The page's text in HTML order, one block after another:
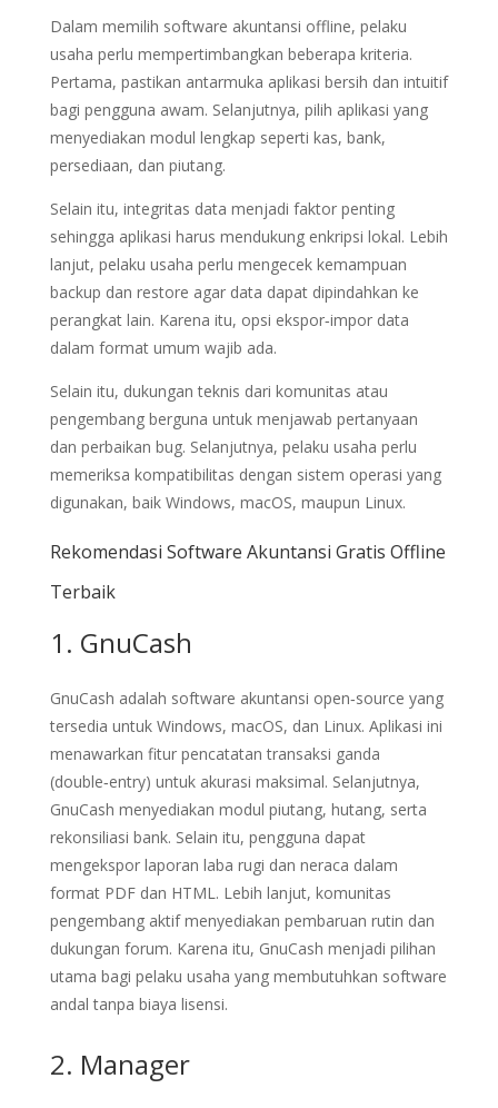
Dalam memilih software akuntansi offline, pelaku
usaha perlu mempertimbangkan beberapa kriteria.
Pertama, pastikan antarmuka aplikasi bersih dan intuitif
bagi pengguna awam. Selanjutnya, pilih aplikasi yang
menyediakan modul lengkap seperti kas, bank,
persediaan, dan piutang.
Selain itu, integritas data menjadi faktor penting
sehingga aplikasi harus mendukung enkripsi lokal. Lebih
lanjut, pelaku usaha perlu mengecek kemampuan
backup dan restore agar data dapat dipindahkan ke
perangkat lain. Karena itu, opsi ekspor‑impor data
dalam format umum wajib ada.
Selain itu, dukungan teknis dari komunitas atau
pengembang berguna untuk menjawab pertanyaan
dan perbaikan bug. Selanjutnya, pelaku usaha perlu
memeriksa kompatibilitas dengan sistem operasi yang
digunakan, baik Windows, macOS, maupun Linux.
Rekomendasi Software Akuntansi Gratis Offline
Terbaik
1. GnuCash
GnuCash adalah software akuntansi open‑source yang
tersedia untuk Windows, macOS, dan Linux. Aplikasi ini
menawarkan fitur pencatatan transaksi ganda
(double‑entry) untuk akurasi maksimal. Selanjutnya,
GnuCash menyediakan modul piutang, hutang, serta
rekonsiliasi bank. Selain itu, pengguna dapat
mengekspor laporan laba rugi dan neraca dalam
format PDF dan HTML. Lebih lanjut, komunitas
pengembang aktif menyediakan pembaruan rutin dan
dukungan forum. Karena itu, GnuCash menjadi pilihan
utama bagi pelaku usaha yang membutuhkan software
andal tanpa biaya lisensi.
2. Manager